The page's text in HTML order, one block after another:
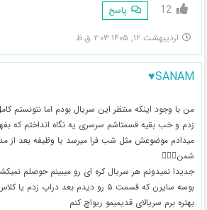
12 پاسخ
اردیبهشت ۱۲, ۱۴۰۵ ۲:۰۳ ق.ظ
SANAM♥
زدم و خب بقیه قسمتاشم سرسری یه نگاه انداختم که
میدادم موضوعش مثل شب فرا میرسد یا وظیفه بعد از
شمن🤦🏻‍♀️
جدیدا نمیدونم هر سریال کره ای رو میبینم حوصلم
بهتره برم سریالای قدیمیمو ریواچ کنم